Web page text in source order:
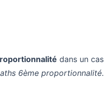
dans un cas
6ème proportionnalité.